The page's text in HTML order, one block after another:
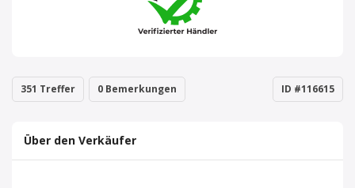
351 Treffer 0 Bemerkungen ID #116615
Über den Verkäufer